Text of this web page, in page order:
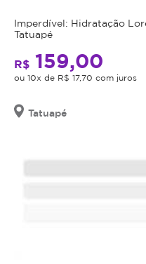
Imperdível: Hidratação
Tatuapé
R$ 159,00
ou 10x de R$ 17,70 com juros
Tatuapé